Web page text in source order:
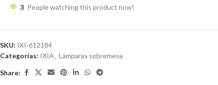
3 People watching this product now!
SKU: IXI-612184
Categorías: IXIA, Lámparas sobremesa
Share: